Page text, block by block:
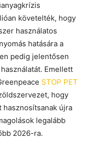
követelték, hogy
használatos
hatására a
pedig jelentősen
Emellett
STOP PET
hogy
hasznosítsanak újra
legalább
2026-ra.